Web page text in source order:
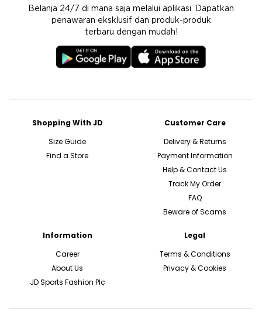
Belanja 24/7 di mana saja melalui aplikasi. Dapatkan
penawaran eksklusif dan produk-produk
terbaru dengan mudah!
Shopping With JD
Size Guide
Find a Store
Customer Care
Delivery & Returns
Payment Information
Help & Contact Us
Track My Order
FAQ
Beware of Scams
Information
Career
About Us
JD Sports Fashion Plc
Legal
Terms & Conditions
Privacy & Cookies